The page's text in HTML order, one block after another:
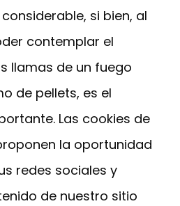
si bien, al
contemplar el
llamas de un fuego
de pellets, es el
Las cookies de
la oportunidad
redes sociales y
de nuestro sitio